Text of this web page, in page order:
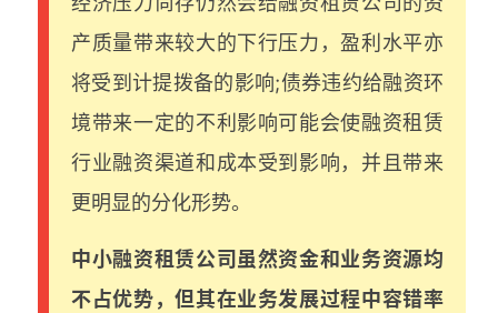
产质量带来较大的下行压力，盈利水平亦
将受到计提拨备的影响;债券违约给融资环
境带来一定的不利影响可能会使融资租赁
行业融资渠道和成本受到影响，并且带来
更明显的分化形势。
中小融资租赁公司虽然资金和业务资源均
不占优势，但其在业务发展过程中容错率